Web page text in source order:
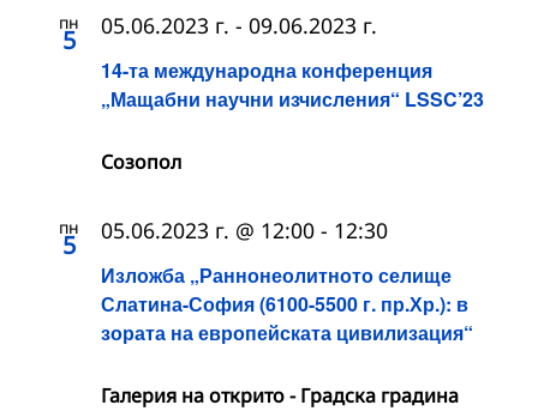
пн
5
14-та международна конференция
„Мащабни научни изчисления“ LSSC’23
05.06.2023 г. - 09.06.2023 г.
Созопол
пн
5
Изложба „Раннонеолитното селище
Слатина-София (6100-5500 г. пр.Хр.): в
зората на европейската цивилизация“
05.06.2023 г. @ 12:00 - 12:30
Галерия на открито - Градска градина